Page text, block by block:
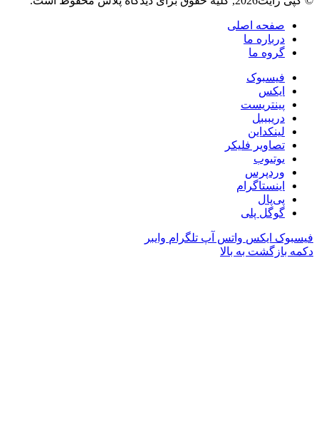
صفحه اصلی
درباره ما
گروه ما
فیسبوک
ایکس
پینتریست
دریبببل
لینکداین
تصاویر فلیکر
یوتیوب
وردپرس
اینستاگرام
پی‌پال
گوگل پلی
فیسبوک ایکس واتس آپ تلگرام وایبر
دکمه بازگشت به بالا